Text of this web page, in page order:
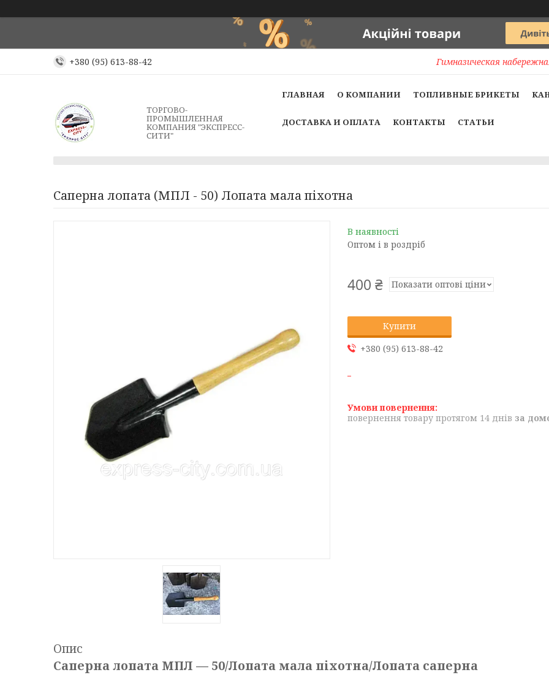
+380 (95) 613-88-42 Гимназическая
ТОРГОВО-
ПРОМЫШЛЕННАЯ
КОМПАНИЯ "ЭКСПРЕСС-
СИТИ"
ГЛАВНАЯ О КОМПАНИИ ТОПЛИВНЫЕ БРИКЕТЫ
ДОСТАВКА И ОПЛАТА КОНТАКТЫ СТАТЬИ
Саперна лопата (МПЛ - 50) Лопата мала піхотна
В наявності
Оптом і в роздріб
400 ₴ Показати оптові ціни
Купити
+380 (95) 613-88-42
повернення товару протягом 14 днів за
Опис
Саперна лопата МПЛ — 50/Лопата мала піхотна/Лопата саперна